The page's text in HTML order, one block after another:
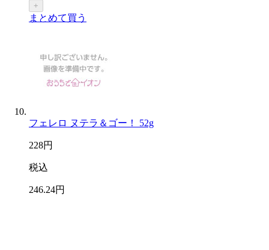
+
まとめて買う
フェレロ ヌテラ＆ゴー！ 52g
228円
税込
246.24円